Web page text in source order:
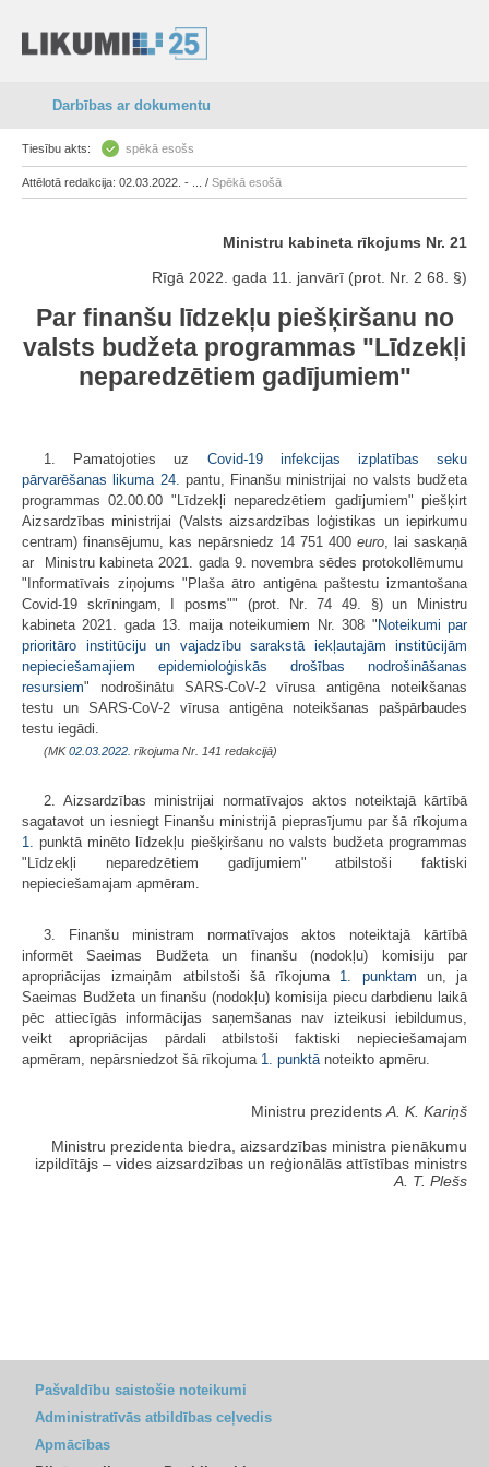
Darbības ar dokumentu
Tiesību akts: spēkā esošs
Attēlotā redakcija: 02.03.2022. - ... / Spēkā esošā
Ministru kabineta rīkojums Nr. 21
Rīgā 2022. gada 11. janvārī (prot. Nr. 2 68. §)
Par finanšu līdzekļu piešķiršanu no
valsts budžeta programmas "Līdzekļi
neparedzētiem gadījumiem"
1. Pamatojoties uz Covid-19 infekcijas izplatības seku
pārvarēšanas likuma 24. pantu, Finanšu ministrijai no valsts budžeta
programmas 02.00.00 "Līdzekļi neparedzētiem gadījumiem" piešķirt
Aizsardzības ministrijai (Valsts aizsardzības loģistikas un iepirkumu
centram) finansējumu, kas nepārsniedz 14 751 400 euro , lai saskaņā
ar Ministru kabineta 2021. gada 9. novembra sēdes protokollēmumu
"Informatīvais ziņojums "Plaša ātro antigēna paštestu izmantošana
Covid-19 skrīningam, I posms"" (prot. Nr. 74 49. §) un Ministru
kabineta 2021. gada 13. maija noteikumiem Nr. 308 " Noteikumi par
prioritāro institūciju un vajadzību sarakstā iekļautajām institūcijām
nepieciešamajiem epidemioloģiskās drošības nodrošināšanas
resursiem" nodrošinātu SARS-CoV-2 vīrusa antigēna noteikšanas
testu un SARS-CoV-2 vīrusa antigēna noteikšanas pašpārbaudes
testu iegādi.
(MK02.03.2022. rīkojuma Nr. 141 redakcijā)
2. Aizsardzības ministrijai normatīvajos aktos noteiktajā kārtībā
sagatavot un iesniegt Finanšu ministrijā pieprasījumu par šā rīkojuma
1.
punktā minēto līdzekļu piešķiršanu no valsts budžeta programmas
"Līdzekļi neparedzētiem gadījumiem" atbilstoši faktiski
nepieciešamajam apmēram.
3. Finanšu ministram normatīvajos aktos noteiktajā kārtībā
informēt Saeimas Budžeta un finanšu (nodokļu) komisiju par
apropriācijas izmaiņām atbilstoši šā rīkojuma 1. punktam un, ja
Saeimas Budžeta un finanšu (nodokļu) komisija piecu darbdienu laikā
pēc attiecīgās informācijas saņemšanas nav izteikusi iebildumus,
veikt apropriācijas pārdali atbilstoši faktiski nepieciešamajam
apmēram, nepārsniedzot šā rīkojuma 1. punktā noteikto apmēru.
Ministru prezidents A. K. Kariņš
Ministru prezidenta biedra, aizsardzības ministra pienākumu
izpildītājs ‒ vides aizsardzības un reģionālās attīstības ministrs
A. T. Plešs
Pašvaldību saistošie noteikumi
Administratīvās atbildības ceļvedis
Apmācības